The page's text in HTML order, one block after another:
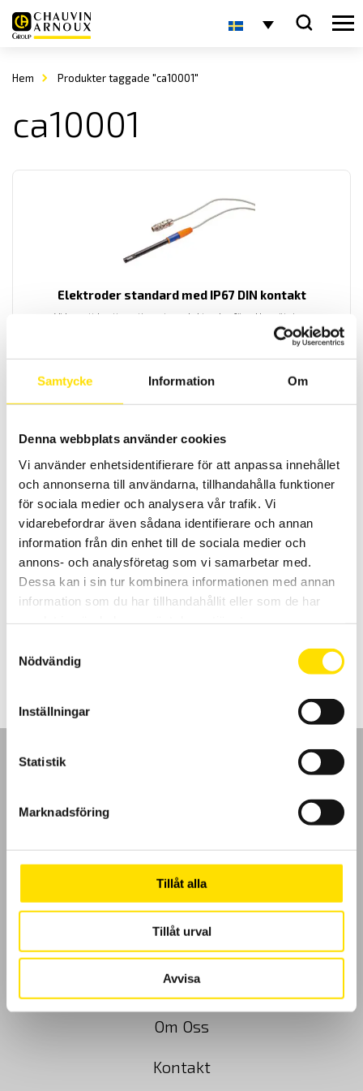
Samtycke Information Om
Denna webbplats använder cookies
Vi använder enhetsidentifierare för att anpassa innehållet
och annonserna till användarna, tillhandahålla funktioner
för sociala medier och analysera vår trafik. Vi
vidarebefordrar även sådana identifierare och annan
information från din enhet till de sociala medier och
annons- och analysföretag som vi samarbetar med.
Dessa kan i sin tur kombinera informationen med annan
information som du har tillhandahållit eller som de har
Nödvändig
Inställningar
Statistik
Marknadsföring
Tillåt alla
Tillåt urval
Avvisa
Hem Produkter taggade "ca10001"
ca10001
Elektroder standard med IP67 DIN kontakt
Vi har ett brett sortiment av elektroder för pH- mätning
konduktivitet samt Redox. Här visar vi våra standardelektroder med
IP67 8-polig DIN kontakt för användning till pH-mätare CA10101 och
1,930.00kr 3,670.00krPrisintervall:
Elektroder generellt
Vi har ett brett sortiment av elektroder för pH- mätning
konduktivitet samt Redox. Vi levererar dessa med BNC-, S7-, DIN-,
Köpvillkor
Cookies
Kundundersökning
Om Oss
Kontakt